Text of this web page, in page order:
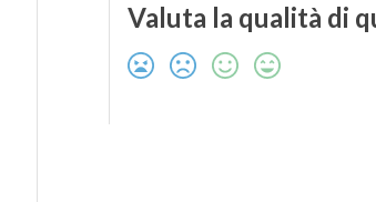
Valuta la qualità di